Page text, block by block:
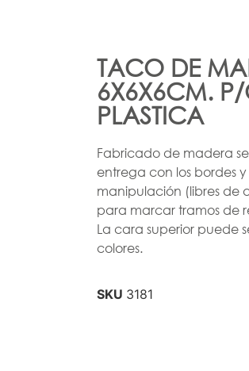
TACO DE
6X6X6CM.
PLASTICA
Fabricado de madera
entrega con los bordes y
manipulación (libres de
para marcar tramos de
La cara superior puede
colores.
SKU 3181